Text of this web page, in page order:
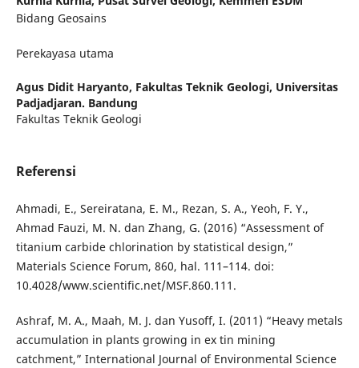
Bidang Geosains
Perekayasa utama
Agus Didit Haryanto, Fakultas Teknik Geologi, Universitas
Padjadjaran. Bandung
Fakultas Teknik Geologi
Referensi
Ahmadi, E., Sereiratana, E. M., Rezan, S. A., Yeoh, F. Y.,
Ahmad Fauzi, M. N. dan Zhang, G. (2016) “Assessment of
titanium carbide chlorination by statistical design,”
Materials Science Forum, 860, hal. 111–114. doi:
10.4028/www.scientific.net/MSF.860.111.
Ashraf, M. A., Maah, M. J. dan Yusoff, I. (2011) “Heavy metals
accumulation in plants growing in ex tin mining
catchment,” International Journal of Environmental Science